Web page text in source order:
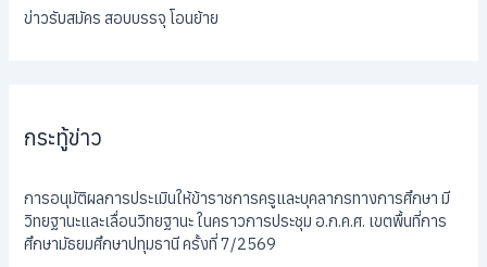
ข่าวรับสมัคร สอบบรรจุ โอนย้าย
กระทู้ข่าว
การอนุมัติผลการประเมินให้ข้าราชการครูและบุคลากรทางการศึกษา มี
วิทยฐานะและเลื่อนวิทยฐานะ ในคราวการประชุม อ.ก.ค.ศ. เขตพื้นที่การ
ศึกษามัธยมศึกษาปทุมธานี ครั้งที่ 7/2569